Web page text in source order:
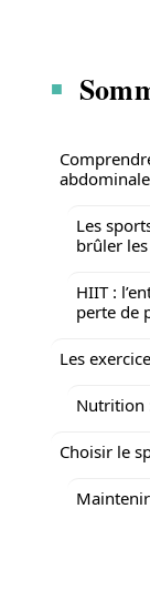
abdominale
Les
brûler
HIIT :
perte de
Les
Nutrition
Choisir le